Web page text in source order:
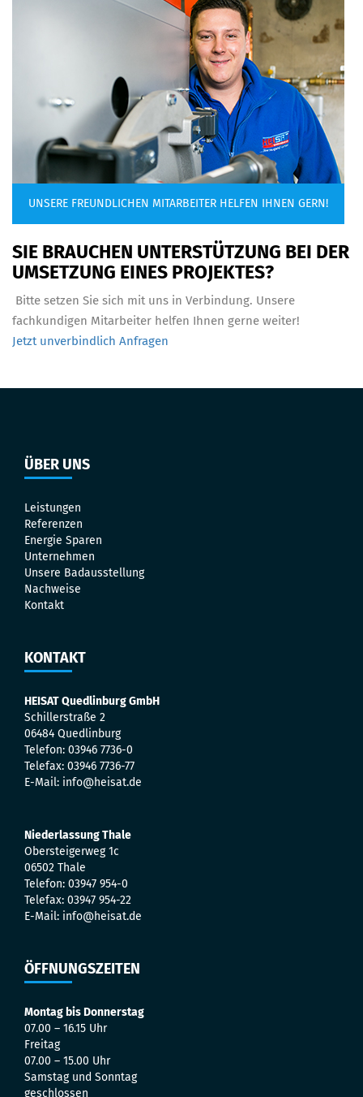
UNSERE FREUNDLICHEN MITARBEITER HELFEN IHNEN GERN!
SIE BRAUCHEN UNTERSTÜTZUNG BEI DER
UMSETZUNG EINES PROJEKTES?
Bitte setzen Sie sich mit uns in Verbindung. Unsere
fachkundigen Mitarbeiter helfen Ihnen gerne weiter!
Jetzt unverbindlich Anfragen
ÜBER UNS
Leistungen
Referenzen
Energie Sparen
Unternehmen
Unsere Badausstellung
Nachweise
Kontakt
KONTAKT
HEISAT Quedlinburg GmbH
Schillerstraße 2
06484 Quedlinburg
Telefon: 03946 7736-0
Telefax: 03946 7736-77
E-Mail: info@heisat.de
Niederlassung Thale
Obersteigerweg 1c
06502 Thale
Telefon: 03947 954-0
Telefax: 03947 954-22
E-Mail: info@heisat.de
ÖFFNUNGSZEITEN
Montag bis Donnerstag
07.00 – 16.15 Uhr
Freitag
07.00 – 15.00 Uhr
Samstag und Sonntag
geschlossen